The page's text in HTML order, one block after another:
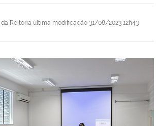
Reitoria última modificação 31/08/2023 12h43